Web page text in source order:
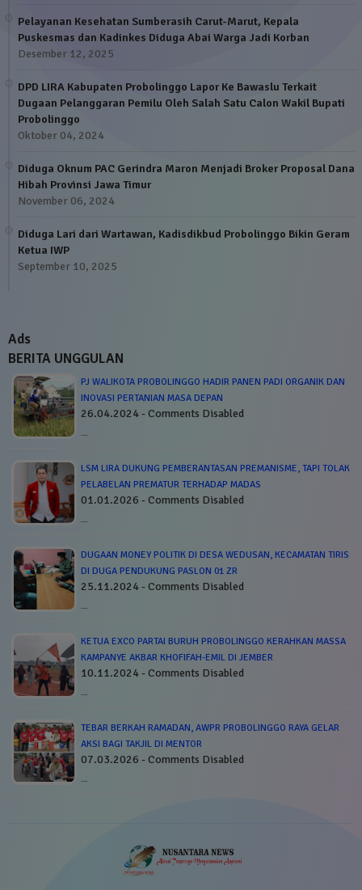
Pelayanan Kesehatan Sumberasih Carut-Marut, Kepala
Puskesmas dan Kadinkes Diduga Abai Warga Jadi Korban
Desember 12, 2025
DPD LIRA Kabupaten Probolinggo Lapor Ke Bawaslu Terkait
Dugaan Pelanggaran Pemilu Oleh Salah Satu Calon Wakil Bupati
Probolinggo
Oktober 04, 2024
Diduga Oknum PAC Gerindra Maron Menjadi Broker Proposal Dana
Hibah Provinsi Jawa Timur
November 06, 2024
Diduga Lari dari Wartawan, Kadisdikbud Probolinggo Bikin Geram
Ketua IWP
September 10, 2025
Ads
BERITA UNGGULAN
PJ WALIKOTA PROBOLINGGO HADIR PANEN PADI ORGANIK DAN
INOVASI PERTANIAN MASA DEPAN
26.04.2024 - Comments Disabled
…
LSM LIRA DUKUNG PEMBERANTASAN PREMANISME, TAPI TOLAK
PELABELAN PREMATUR TERHADAP MADAS
01.01.2026 - Comments Disabled
…
DUGAAN MONEY POLITIK DI DESA WEDUSAN, KECAMATAN TIRIS
DI DUGA PENDUKUNG PASLON 01 ZR
25.11.2024 - Comments Disabled
…
KETUA EXCO PARTAI BURUH PROBOLINGGO KERAHKAN MASSA
KAMPANYE AKBAR KHOFIFAH-EMIL DI JEMBER
10.11.2024 - Comments Disabled
…
TEBAR BERKAH RAMADAN, AWPR PROBOLINGGO RAYA GELAR
AKSI BAGI TAKJIL DI MENTOR
07.03.2026 - Comments Disabled
…